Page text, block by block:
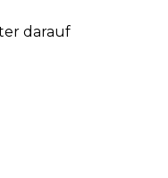
darauf